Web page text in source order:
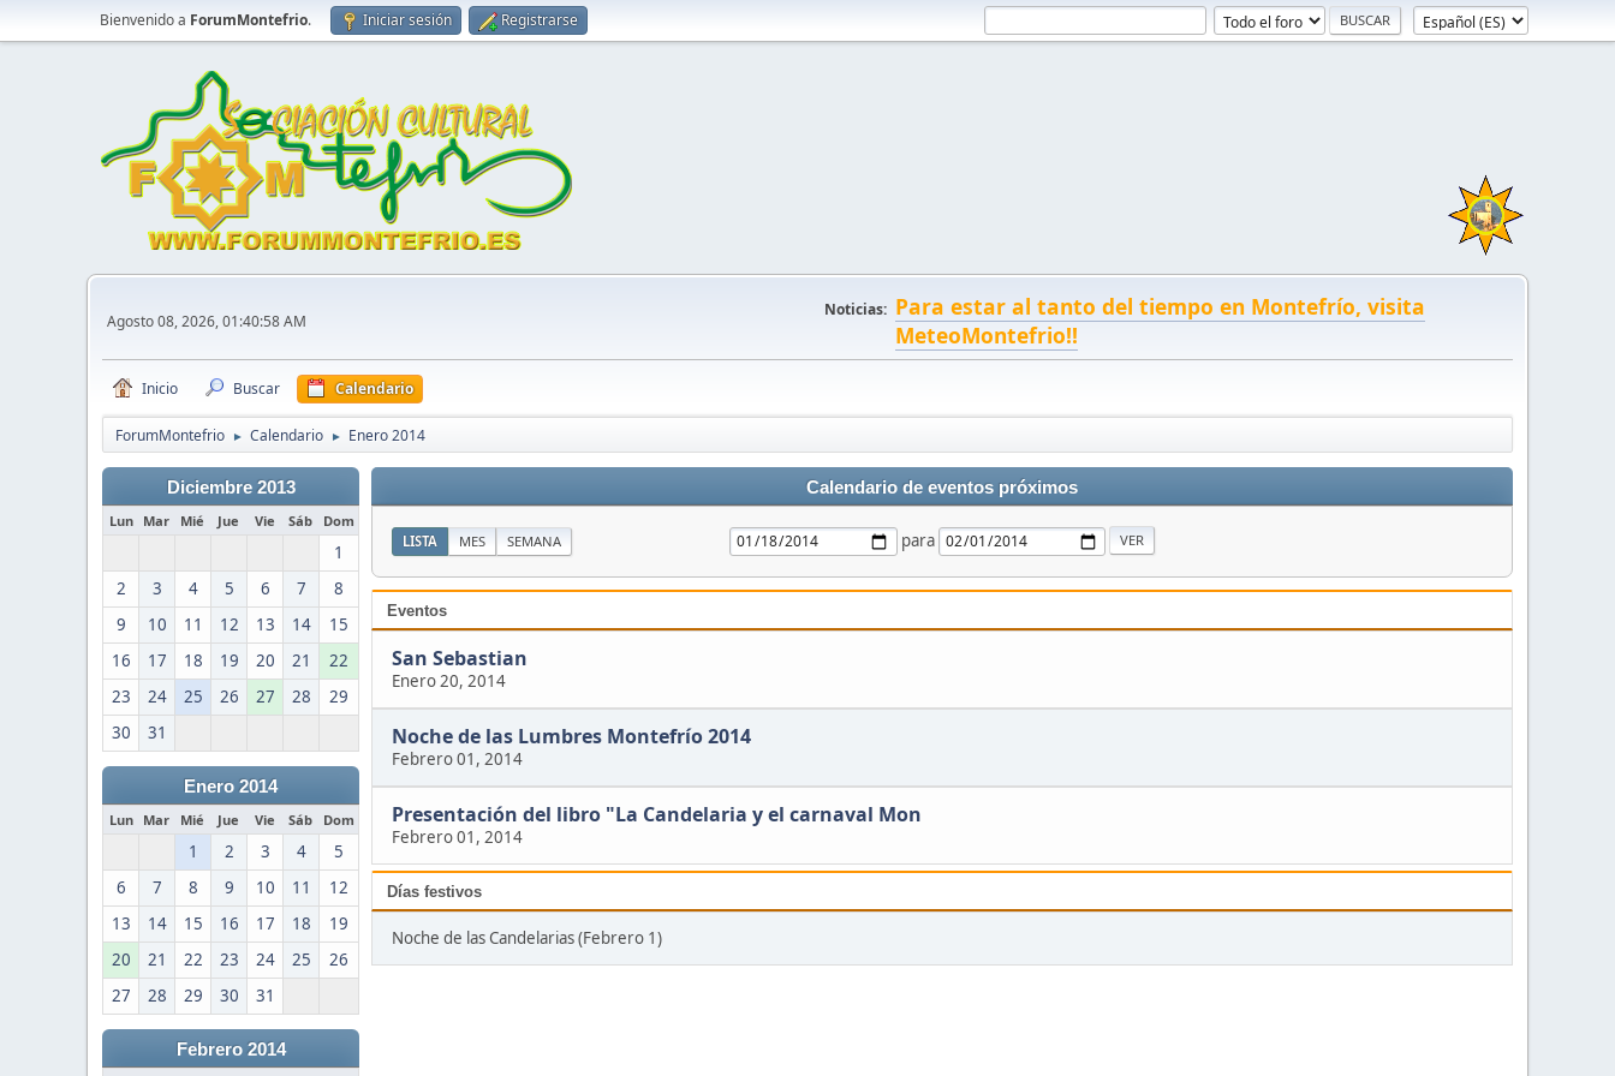
Bienvenido a ForumMontefrio. Iniciar sesión Registrarse
Agosto 08, 2026, 01:40:58 AM
Noticias: Para estar al tanto del tiempo en Montefrío, visita
MeteoMontefrio!!
Inicio Buscar Calendario
ForumMontefrio ► Calendario ► Enero 2014
Diciembre 2013
Lun Mar Mié Jue Vie Sáb Dom
1
2
3 4 5 6 7
8
9
10 11 12 13 14
15
16
17 18 19 20 21
22
23
24 25 26 27 28
29
30
31
Enero 2014
Lun Mar Mié Jue Vie Sáb Dom
1 2 3 4
5
6
7 8 9 10 11
12
13
14 15 16 17 18
19
20
21 22 23 24 25
26
27
28 29 30 31
Febrero 2014
Calendario de eventos próximos
LISTA MES SEMANA para
Eventos
San Sebastian
Enero 20, 2014
Noche de las Lumbres Montefrío 2014
Febrero 01, 2014
Presentación del libro "La Candelaria y el carnaval Mon
Febrero 01, 2014
Días festivos
Noche de las Candelarias (Febrero 1)